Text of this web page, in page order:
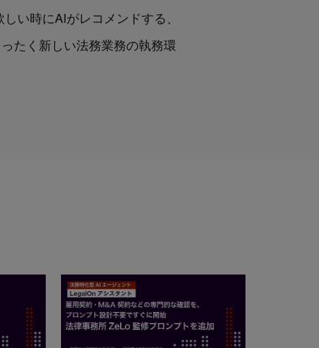
い時にAIがレコメンドする、
たく新しい法務業務の執務環